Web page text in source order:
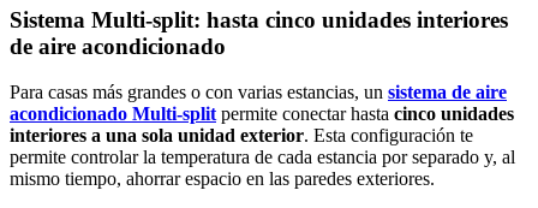
Sistema Multi-split: hasta cinco unidades interiores
de aire acondicionado
Para casas más grandes o con varias estancias, un sistema de aire
acondicionado Multi-split permite conectar hasta cinco unidades
interiores a una sola unidad exterior. Esta configuración te
permite controlar la temperatura de cada estancia por separado y, al
mismo tiempo, ahorrar espacio en las paredes exteriores.